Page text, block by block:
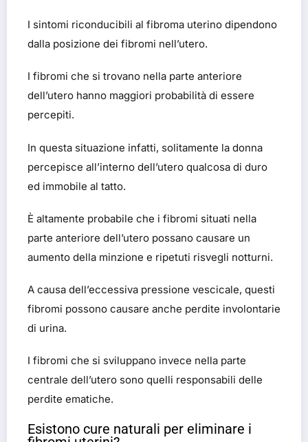
I sintomi riconducibili al fibroma uterino dipendono
dalla posizione dei fibromi nell’utero.
I fibromi che si trovano nella parte anteriore
dell’utero hanno maggiori probabilità di essere
percepiti.
In questa situazione infatti, solitamente la donna
percepisce all’interno dell’utero qualcosa di duro
ed immobile al tatto.
È altamente probabile che i fibromi situati nella
parte anteriore dell’utero possano causare un
aumento della minzione e ripetuti risvegli notturni.
A causa dell’eccessiva pressione vescicale, questi
fibromi possono causare anche perdite involontarie
di urina.
I fibromi che si sviluppano invece nella parte
centrale dell’utero sono quelli responsabili delle
perdite ematiche.
Esistono cure naturali per eliminare i